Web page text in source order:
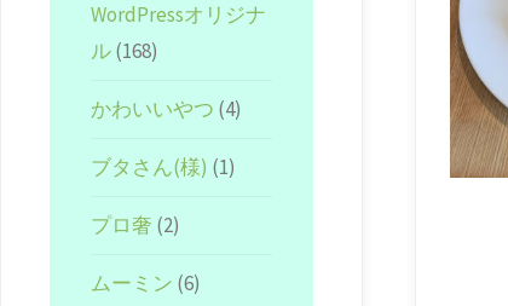
WordPressオリジナ
ル(168)
かわいいやつ (4)
ブタさん(様) (1)
プロ奢 (2)
ムーミン (6)